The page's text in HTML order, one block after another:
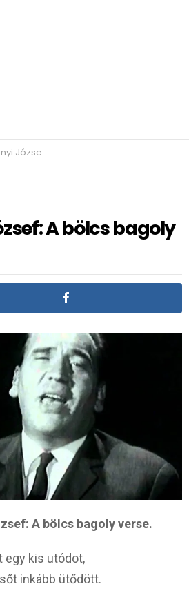
A bölcs bagoly
A bölcs bagoly
A bölcs bagoly verse.
egy kis utódot,
inkább ütődött.